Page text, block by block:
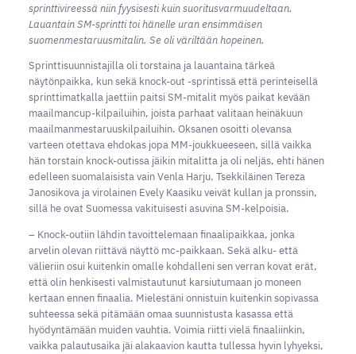
sprinttivireessä niin fyysisesti kuin suoritusvarmuudeltaan.
Lauantain SM-sprintti toi hänelle uran ensimmäisen
suomenmestaruusmitalin. Se oli väriltään hopeinen.
Sprinttisuunnistajilla oli torstaina ja lauantaina tärkeä
näytönpaikka, kun sekä knock-out -sprintissä että perinteisellä
sprinttimatkalla jaettiin paitsi SM-mitalit myös paikat kevään
maailmancup-kilpailuihin, joista parhaat valitaan heinäkuun
maailmanmestaruuskilpailuihin. Oksanen osoitti olevansa
varteen otettava ehdokas jopa MM-joukkueeseen, sillä vaikka
hän torstain knock-outissa jäikin mitalitta ja oli neljäs, ehti hänen
edelleen suomalaisista vain Venla Harju. Tsekkiläinen Tereza
Janosikova ja virolainen Evely Kaasiku veivät kullan ja pronssin,
sillä he ovat Suomessa vakituisesti asuvina SM-kelpoisia.
– Knock-outiin lähdin tavoittelemaan finaalipaikkaa, jonka
arvelin olevan riittävä näyttö mc-paikkaan. Sekä alku- että
välieriin osui kuitenkin omalle kohdalleni sen verran kovat erät,
että olin henkisesti valmistautunut karsiutumaan jo moneen
kertaan ennen finaalia. Mielestäni onnistuin kuitenkin sopivassa
suhteessa sekä pitämään omaa suunnistusta kasassa että
hyödyntämään muiden vauhtia. Voimia riitti vielä finaaliinkin,
vaikka palautusaika jäi alakaavion kautta tullessa hyvin lyhyeksi,